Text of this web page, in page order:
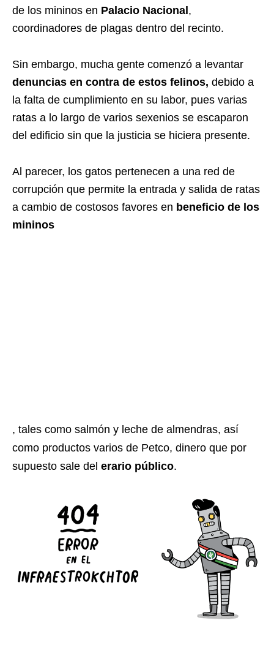
de los mininos en Palacio Nacional ,
coordinadores de plagas dentro del recinto.
Sin embargo, mucha gente comenzó a levantar
denuncias en contra de estos felinos, debido a
la falta de cumplimiento en su labor, pues varias
ratas a lo largo de varios sexenios se escaparon
del edificio sin que la justicia se hiciera presente.
Al parecer, los gatos pertenecen a una red de
corrupción que permite la entrada y salida de ratas
a cambio de costosos favores en beneficio de los
mininos
, tales como salmón y leche de almendras, así
como productos varios de Petco, dinero que por
supuesto sale del erario público.